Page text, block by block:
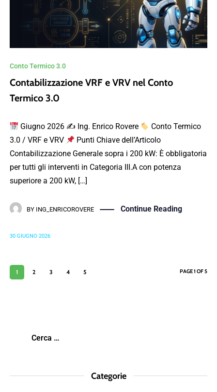
Conto Termico 3.0
Contabilizzazione VRF e VRV nel Conto
Termico 3.0
Giugno 2026 ✍ Ing. Enrico Rovere
Conto Termico
3.0 / VRF e VRV
Punti Chiave dell’Articolo
Contabilizzazione Generale sopra i 200 kW: È obbligatoria
per tutti gli interventi in Categoria III.A con potenza
superiore a 200 kW, […]
BY ING_ENRICOROVERE Continue Reading
30 GIUGNO 2026
1 2 3 4 5 PAGE 1 OF 5
Categorie